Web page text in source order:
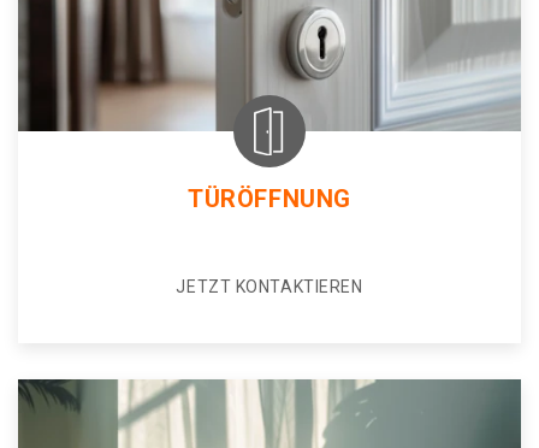
TÜRÖFFNUNG
JETZT KONTAKTIEREN